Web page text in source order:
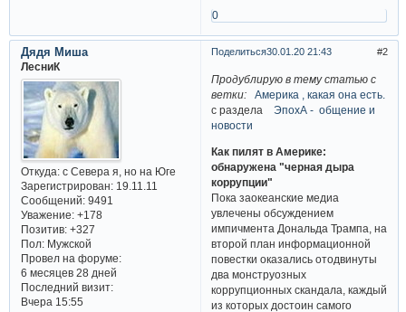
0
Поделиться 2
30.01.20 21:43
Дядя Миша
ЛесниК
Откуда:с Севера я, но на Юге
Зарегистрирован: 19.11.11
Сообщений:9491
Уважение: +178
Позитив: +327
Пол:Мужской
Провел на форуме:
6 месяцев 28 дней
Последний визит:
Вчера 15:55
Продублирую в тему статью с
ветки:
Америка , какая она есть.
с разделаЭпохА - общение и
новости
Как пилят в Америке:
обнаружена "черная дыра
коррупции"
Пока заокеанские медиа
увлечены обсуждением
импичмента Дональда Трампа, на
второй план информационной
повестки оказались отодвинуты
два монструозных
коррупционных скандала, каждый
из которых достоин самого